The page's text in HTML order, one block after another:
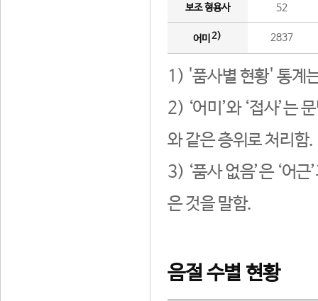
보조 형용사 52
어미 2) 2837
1) '품사별 현황' 통계
2) ‘어미’와 ‘접사’는
와 같은 층위로 처리함.
3) ‘품사 없음’은 ‘어
은 것을 말함.
음절 수별 현황